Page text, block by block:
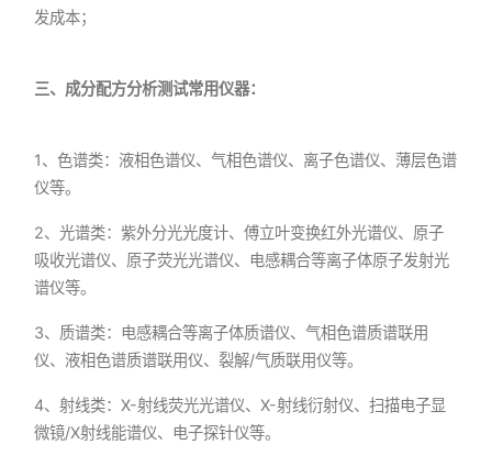
发成本；
三、成分配方分析测试常用仪器：
1、色谱类：液相色谱仪、气相色谱仪、离子色谱仪、薄层色谱
仪等。
2、光谱类：紫外分光光度计、傅立叶变换红外光谱仪、原子
吸收光谱仪、原子荧光光谱仪、电感耦合等离子体原子发射光
谱仪等。
3、质谱类：电感耦合等离子体质谱仪、气相色谱质谱联用
仪、液相色谱质谱联用仪、裂解/气质联用仪等。
4、射线类：X-射线荧光光谱仪、X-射线衍射仪、扫描电子显
微镜/X射线能谱仪、电子探针仪等。